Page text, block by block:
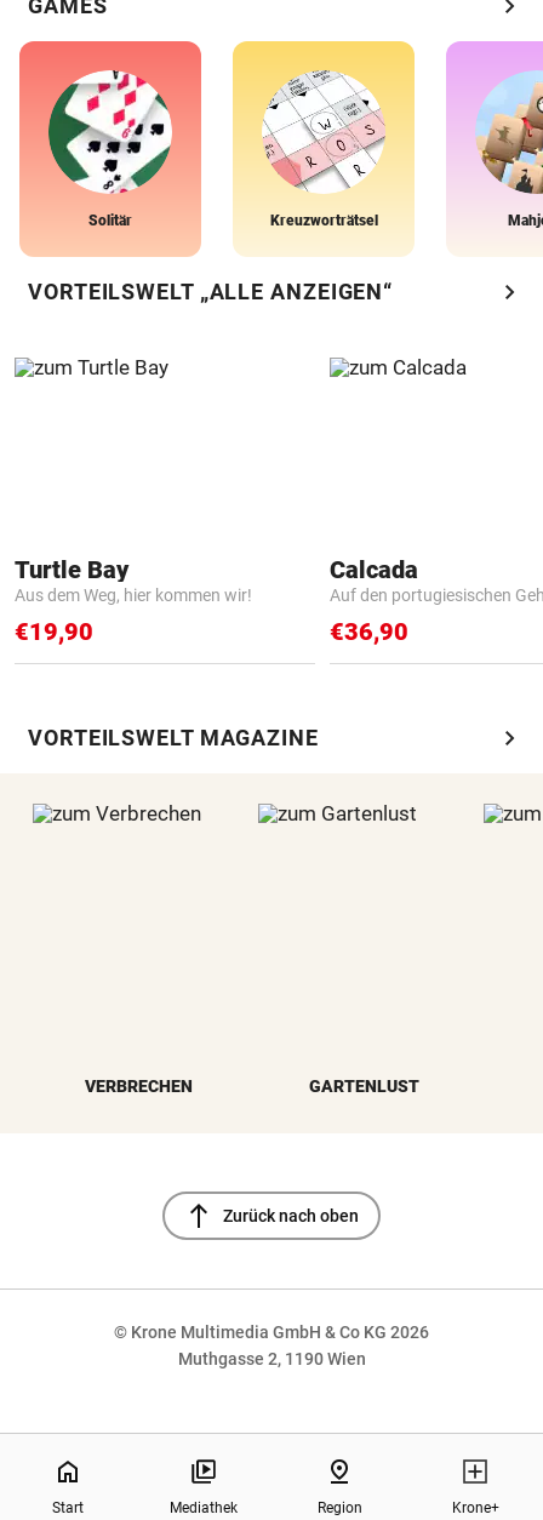
Solitär Kreuzworträtsel
VORTEILSWELT „ALLE ANZEIGEN“ chevron_right
Turtle Bay
Aus dem Weg, hier kommen wir!
€19,90
Calcada
Auf den portugiesischen
€36,90
VORTEILSWELT MAGAZINE chevron_right
VERBRECHEN GARTENLUST
north Zurück nach oben
© Krone Multimedia GmbH & Co KG 2026
Muthgasse 2, 1190 Wien
home
Start Mediathek
pin_drop
Region Krone+
NaN%